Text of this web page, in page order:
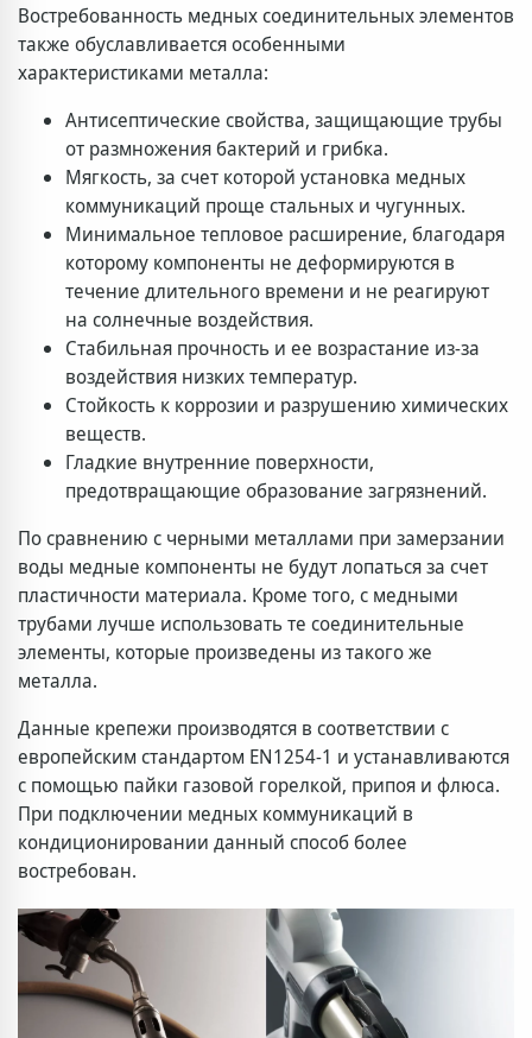
Востребованность медных соединительных элементов
также обуславливается особенными
характеристиками металла:
Антисептические свойства, защищающие трубы
от размножения бактерий и грибка.
Мягкость, за счет которой установка медных
коммуникаций проще стальных и чугунных.
Минимальное тепловое расширение, благодаря
которому компоненты не деформируются в
течение длительного времени и не реагируют
на солнечные воздействия.
Стабильная прочность и ее возрастание из-за
воздействия низких температур.
Стойкость к коррозии и разрушению химических
веществ.
Гладкие внутренние поверхности,
предотвращающие образование загрязнений.
По сравнению с черными металлами при замерзании
воды медные компоненты не будут лопаться за счет
пластичности материала. Кроме того, с медными
трубами лучше использовать те соединительные
элементы, которые произведены из такого же
металла.
Данные крепежи производятся в соответствии с
европейским стандартом EN1254-1 и устанавливаются
с помощью пайки газовой горелкой, припоя и флюса.
При подключении медных коммуникаций в
кондиционировании данный способ более
востребован.